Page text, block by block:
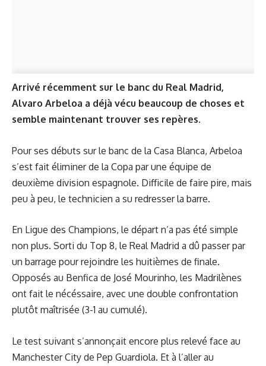
Arrivé récemment sur le banc du Real Madrid,
Alvaro Arbeloa a déjà vécu beaucoup de choses et
semble maintenant trouver ses repères.
Pour ses débuts sur le banc de la Casa Blanca, Arbeloa
s’est fait éliminer de la Copa par une équipe de
deuxième division espagnole. Difficile de faire pire, mais
peu à peu, le technicien a su redresser la barre.
En Ligue des Champions, le départ n’a pas été simple
non plus. Sorti du Top 8, le Real Madrid a dû passer par
un barrage pour rejoindre les huitièmes de finale.
Opposés au Benfica de José Mourinho, les Madrilènes
ont fait le nécéssaire, avec une double confrontation
plutôt maîtrisée (3-1 au cumulé).
Le test suivant s’annonçait encore plus relevé face au
Manchester City de Pep Guardiola. Et à l’aller au